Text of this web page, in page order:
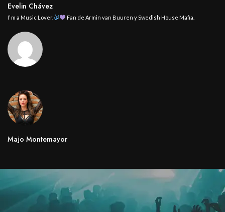
Evelin Chávez
I’ m a Music Lover. Fan de Armin van Buuren y Swedish House Mafia.
Majo Montemayor